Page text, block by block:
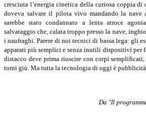
cresciuta l’energia cinetica della curiosa coppia
doveva salvare il pilota vivo mandando la nave
sarebbe stato condannato a lenta atroce
salvataggio che, calata troppo presso la nave,
i naufraghi. Parere di noi tecnici di bassa lega: gli
apparati più semplici e senza inutili dispositivi per
distacco deve prima riuscire con corpi
torni giù. Ma tutta la tecnologia di oggi è
Da "Il